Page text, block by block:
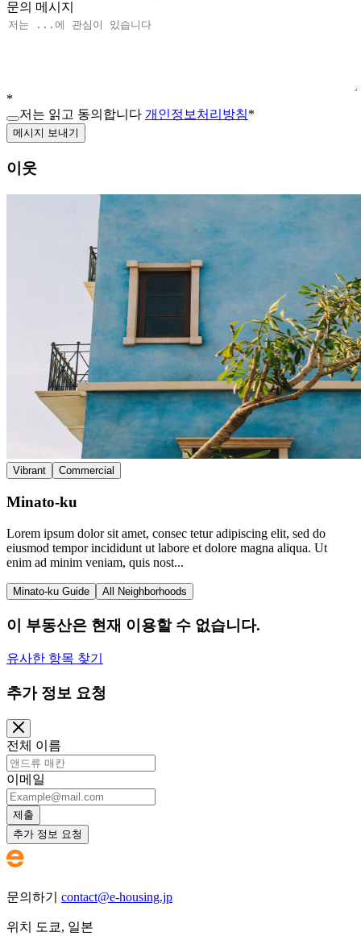
문의 메시지
*
저는 읽고 동의합니다 개인정보처리방침*
메시지 보내기
이웃
Vibrant Commercial
Minato-ku
Lorem ipsum dolor sit amet, consec tetur adipiscing elit, sed do
eiusmod tempor incididunt ut labore et dolore magna aliqua. Ut
enim ad minim veniam, quis nost...
Minato-ku Guide All Neighborhoods
이 부동산은 현재 이용할 수 없습니다.
유사한 항목 찾기
추가 정보 요청
전체 이름
이메일
제출
추가 정보 요청
문의하기 contact@e-housing.jp
위치 도쿄, 일본